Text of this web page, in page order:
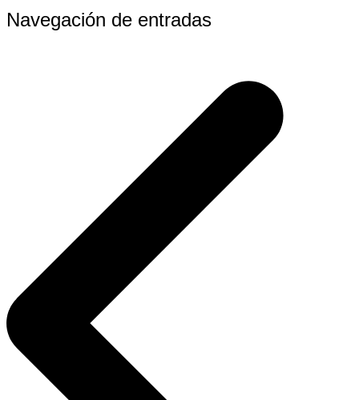
Navegación de entradas